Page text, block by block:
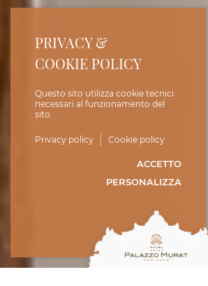
PRIVACY &
COOKIE POLICY
Questo sito utilizza cookie tecnici
necessari al funzionamento del
sito.
Privacy policy Cookie policy
ACCETTO
PERSONALIZZA